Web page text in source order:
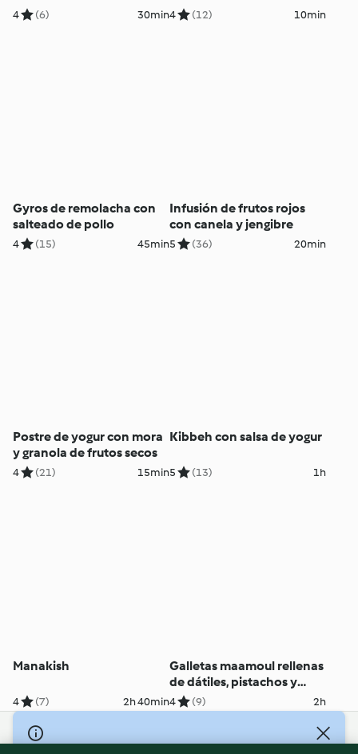
4 (6) 30min4 (12) 10min
Gyros de remolacha con
salteado de pollo
4 (15) 45min
Infusión de frutos rojos
con canela y jengibre
5 (36) 20min
Postre de yogur con mora
y granola de frutos secos
4 (21) 15min
Kibbeh con salsa de yogur
5 (13) 1h
Manakish
4 (7) 2h 40min
Galletas maamoul rellenas
de dátiles, pistachos y
nueces
4 (9) 2h
© Copyright 2026